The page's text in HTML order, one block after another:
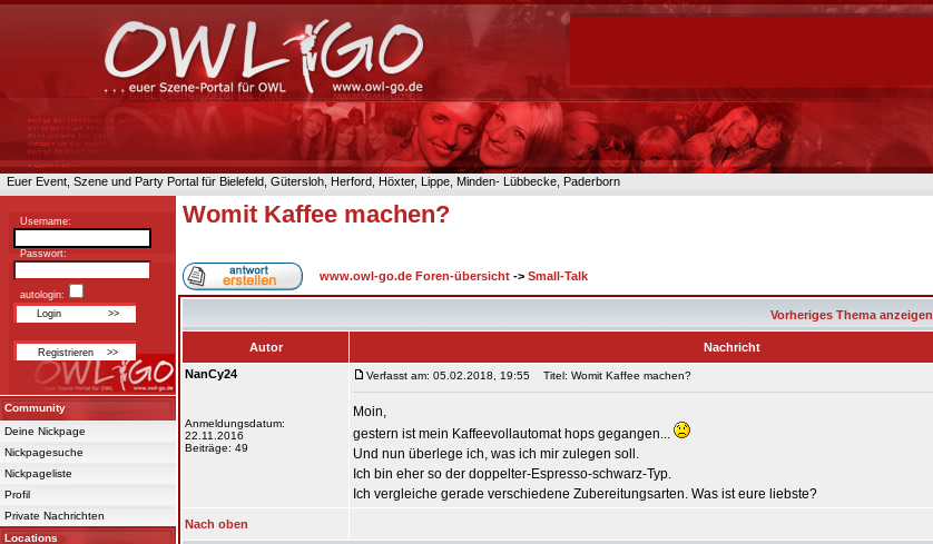
Euer Event, Szene und Party Portal für Bielefeld, Gütersloh, Herford, Höxter, Lippe, Minden- Lübbecke, Paderborn
Username:
Passwort:
autologin:
Community
Deine Nickpage
Nickpagesuche
Nickpageliste
Profil
Private Nachrichten
Locations
Womit Kaffee machen?
www.owl-go.de Foren-übersicht -> Small-Talk
Vorheriges Thema anzeigen
Autor
Nachricht
NanCy24
Anmeldungsdatum:
22.11.2016
Beiträge: 49
Verfasst am: 05.02.2018, 19:55 Titel: Womit Kaffee machen?
Moin,
gestern ist mein Kaffeevollautomat hops gegangen...
Und nun überlege ich, was ich mir zulegen soll.
Ich bin eher so der doppelter-Espresso-schwarz-Typ.
Ich vergleiche gerade verschiedene Zubereitungsarten. Was ist eure liebste?
Nach oben